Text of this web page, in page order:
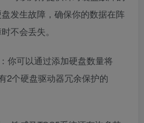
发生故障，确保你的数据在阵
不会丢失。
你可以通过添加硬盘数量将
2个硬盘驱动器冗余保护的